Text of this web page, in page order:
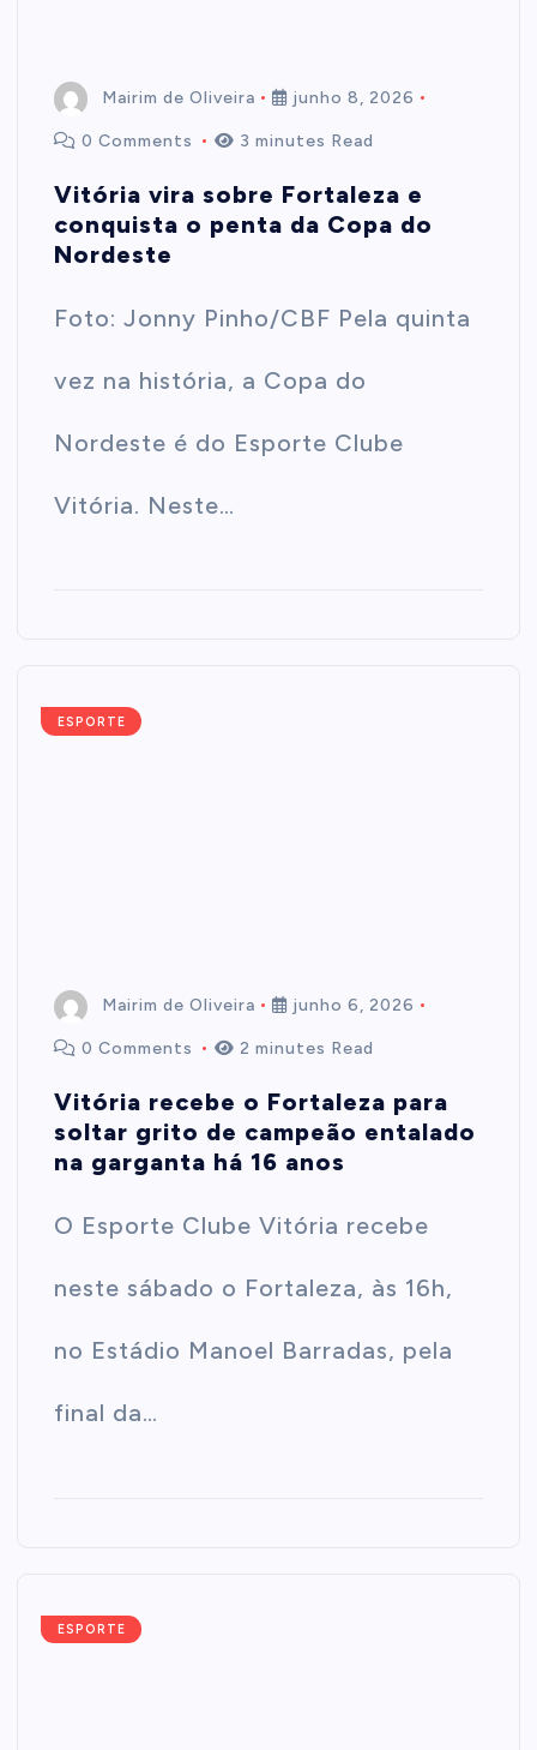
Mairim de Oliveira junho 8, 2026
0 Comments 3 minutes Read
Vitória vira sobre Fortaleza e
conquista o penta da Copa do
Nordeste
Foto: Jonny Pinho/CBF Pela quinta
vez na história, a Copa do
Nordeste é do Esporte Clube
Vitória. Neste…
ESPORTE
Mairim de Oliveira junho 6, 2026
0 Comments 2 minutes Read
Vitória recebe o Fortaleza para
soltar grito de campeão entalado
na garganta há 16 anos
O Esporte Clube Vitória recebe
neste sábado o Fortaleza, às 16h,
no Estádio Manoel Barradas, pela
final da…
ESPORTE